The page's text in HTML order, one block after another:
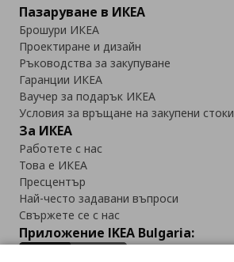
Пазаруване в ИКЕА
Брошури ИКЕА
Проектиране и дизайн
Ръководства за закупуване
Гаранции ИКЕА
Ваучер за подарък ИКЕА
Условия за връщане на закупени стоки
За ИКЕА
Работете с нас
Това е ИКЕА
Пресцентър
Най-често задавани въпроси
Свържете се с нас
Приложение IKEA Bulgaria: